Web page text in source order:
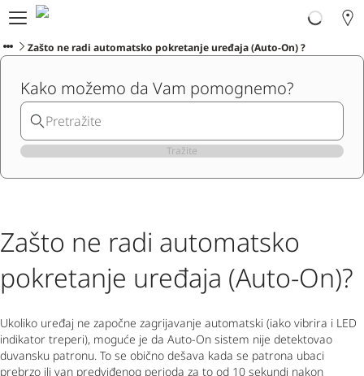
Ploom svijet
Proizvodi
Korisnička podrška
Program zamjene
Ibiza
Zašto ne radi automatsko pokretanje uređaja (Auto-On) ?
Kako možemo da Vam pomognemo?
Tražite
Zašto ne radi automatsko
pokretanje uređaja (Auto-On)?
Ukoliko uređaj ne započne zagrijavanje automatski (iako vibrira i LED
indikator treperi), moguće je da Auto-On sistem nije detektovao
duvansku patronu. To se obično dešava kada se patrona ubaci
prebrzo ili van predviđenog perioda za to od 10 sekundi nakon